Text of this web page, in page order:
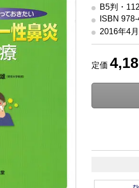
B5判・
ISBN
2016年4
定価